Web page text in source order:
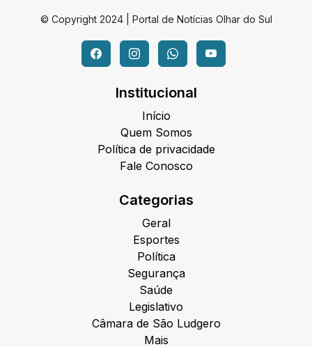
© Copyright 2024 | Portal de Notícias Olhar do Sul
Institucional
Início
Quem Somos
Política de privacidade
Fale Conosco
Categorias
Geral
Esportes
Política
Segurança
Saúde
Legislativo
Câmara de São Ludgero
Mais